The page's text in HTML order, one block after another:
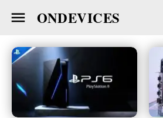
ONDEVICES